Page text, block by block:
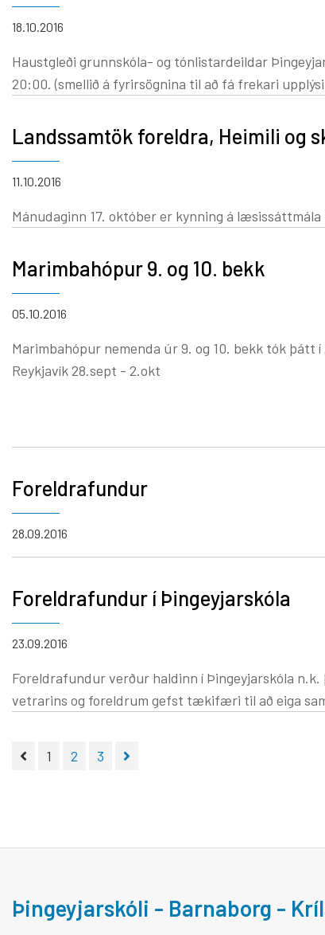
18.10.2016
Haustgleði grunnskóla- og tónlistardeildar
20:00. (smellið á fyrirsögnina til að fá frekari
Landssamtök foreldra, Heimili og
11.10.2016
Mánudaginn 17. október er kynning á
Marimbahópur 9. og 10. bekk
05.10.2016
Marimbahópur nemenda úr 9. og 10. bekk tók þátt
Reykjavík 28.sept - 2.okt
Foreldrafundur
28.09.2016
Foreldrafundur í Þingeyjarskóla
23.09.2016
Foreldrafundur verður haldinn í Þingeyjarskóla
vetrarins og foreldrum gefst tækifæri til að eiga
1 2 3
Þingeyjarskóli - Barnaborg -